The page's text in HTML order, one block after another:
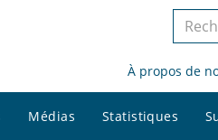
le
site
À propos de
Médias Statistiques